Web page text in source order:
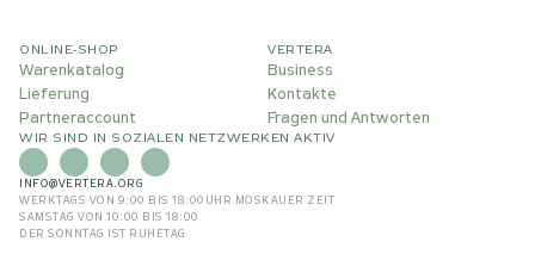
ONLINE-SHOP
Warenkatalog
Lieferung
Partneraccount
VERTERA
Business
Kontakte
Fragen und Antworten
WIR SIND IN SOZIALEN NETZWERKEN AKTIV
INFO@VERTERA.ORG
WERKTAGS VON 9:00 BIS 18:00 UHR MOSKAUER ZEIT
SAMSTAG VON 10:00 BIS 18:00
DER SONNTAG IST RUHETAG